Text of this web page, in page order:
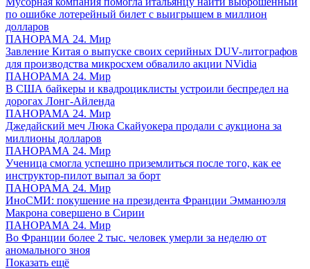
по ошибке лотерейный билет с выигрышем в миллион
долларов
ПАНОРАМА 24. Мир
Завление Китая о выпуске своих серийных DUV-литографов
для производства микросхем обвалило акции NVidia
ПАНОРАМА 24. Мир
В США байкеры и квадроциклисты устроили беспредел на
дорогах Лонг-Айленда
ПАНОРАМА 24. Мир
Джедайский меч Люка Скайуокера продали с аукциона за
миллионы долларов
ПАНОРАМА 24. Мир
Ученица смогла успешно приземлиться после того, как ее
инструктор-пилот выпал за борт
ПАНОРАМА 24. Мир
ИноСМИ: покушение на президента Франции Эмманюэля
Макрона совершено в Сирии
ПАНОРАМА 24. Мир
Во Франции более 2 тыс. человек умерли за неделю от
аномального зноя
Показать ещё